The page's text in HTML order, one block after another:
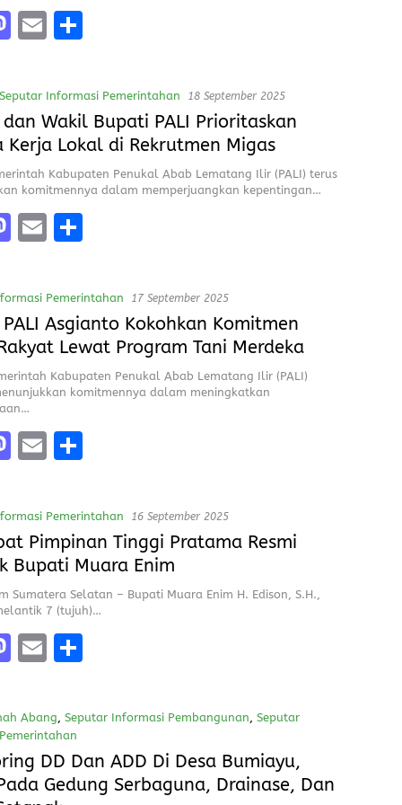
M
o
d
o
n
E
ai
l
S
a
re
Seputar Informasi Pemerintahan 18 September 2025
Wakil Bupati PALI Prioritaskan
Kerja Lokal di Rekrutmen Migas
Kabupaten Penukal Abab Lematang Ilir (PALI) terus
komitmennya dalam memperjuangkan kepentingan…
M
o
d
o
n
E
l
S
a
re
Pemerintahan 17 September 2025
Asgianto Kokohkan Komitmen
Lewat Program Tani Merdeka
Kabupaten Penukal Abab Lematang Ilir (PALI)
komitmennya dalam meningkatkan
M
o
d
o
n
E
l
S
a
re
Pemerintahan 16 September 2025
Pimpinan Tinggi Pratama Resmi
Bupati Muara Enim
Sumatera Selatan – Bupati Muara Enim H. Edison, S.H.,
7 (tujuh)…
M
st
o
d
o
E
ai
l
S
a
Abang Seputar Informasi Pembangunan Seputar
2025DD Dan ADD Di Desa Bumiayu,
Gedung Serbaguna, Drainase, Dan